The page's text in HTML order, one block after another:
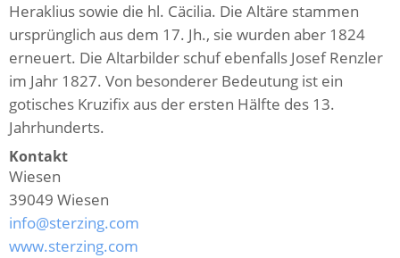
Heraklius sowie die hl. Cäcilia. Die Altäre stammen
ursprünglich aus dem 17. Jh., sie wurden aber 1824
erneuert. Die Altarbilder schuf ebenfalls Josef Renzler
im Jahr 1827. Von besonderer Bedeutung ist ein
gotisches Kruzifix aus der ersten Hälfte des 13.
Jahrhunderts.
Kontakt
Wiesen
39049 Wiesen
info@sterzing.com
www.sterzing.com